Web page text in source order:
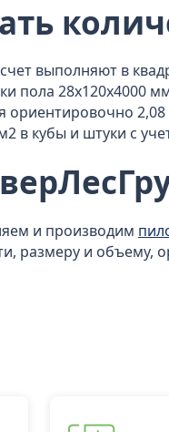
выполняют в
пола 28x120x4000
ориентировочно
в кубы и штуки с
и производим
размеру и объему,